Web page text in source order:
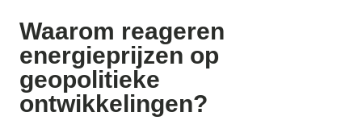
Waarom reageren
energieprijzen op
geopolitieke
ontwikkelingen?